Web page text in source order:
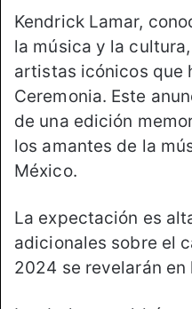
Kendrick Lamar,
la música y la
artistas icónicos que
Ceremonia. Este
de una edición
los amantes de la
México.
La expectación es
adicionales sobre el
2024 se revelarán en